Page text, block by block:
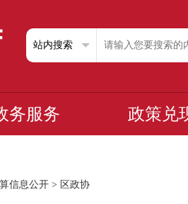
务服务 政策兑
信息公开 > 区政协